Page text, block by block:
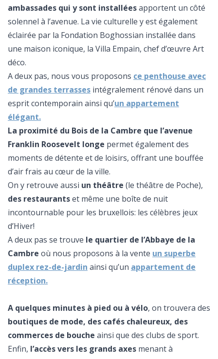
ambassades qui y sont installéesapportent un côté
solennel à l’avenue. La vie culturelle y est également
éclairée par la Fondation Boghossian installée dans
une maison iconique, la Villa Empain, chef d’œuvre Art
déco.
A deux pas, nous vous proposons ce penthouse avec
de grandes terrasses intégralement rénové dans un
esprit contemporain ainsi qu’un appartement
élégant.
La proximité du Bois de la Cambre que l’avenue
Franklin Roosevelt longe permet également des
moments de détente et de loisirs, offrant une bouffée
d’air frais au cœur de la ville.
On y retrouve aussi un théâtre (le théâtre de Poche),
des restaurantset même une boîte de nuit
incontournable pour les bruxellois: les célèbres jeux
d’Hiver!
A deux pas se trouve le quartier de l’Abbaye de la
Cambre où nous proposons à la vente un superbe
duplex rez-de-jardin ainsi qu’un appartement de
réception.
A quelques minutes à pied ou à vélo, on trouvera des
boutiques de mode, des cafés chaleureux, des
commerces de bouche ainsi que des clubs de sport.
Enfin, l’accès vers les grands axes menant à